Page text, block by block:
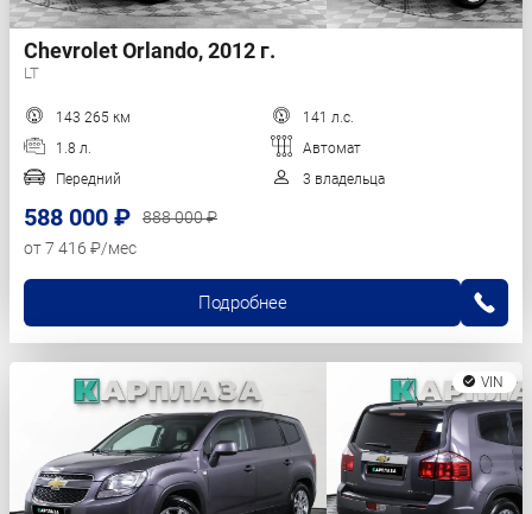
Chevrolet Orlando, 2012 г.
LT
143 265 км
141 л.с.
1.8 л.
Автомат
Передний
3 владельца
588 000 ₽
888 000 ₽
от 7 416 ₽/мес
Подробнее
VIN